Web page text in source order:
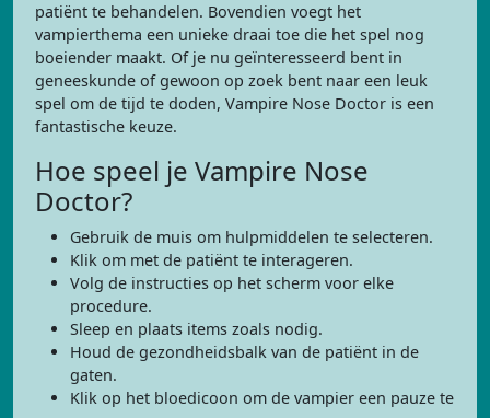
patiënt te behandelen. Bovendien voegt het
vampierthema een unieke draai toe die het spel nog
boeiender maakt. Of je nu geïnteresseerd bent in
geneeskunde of gewoon op zoek bent naar een leuk
spel om de tijd te doden, Vampire Nose Doctor is een
fantastische keuze.
Hoe speel je Vampire Nose
Doctor?
Gebruik de muis om hulpmiddelen te selecteren.
Klik om met de patiënt te interageren.
Volg de instructies op het scherm voor elke
procedure.
Sleep en plaats items zoals nodig.
Houd de gezondheidsbalk van de patiënt in de
gaten.
Klik op het bloedicoon om de vampier een pauze te